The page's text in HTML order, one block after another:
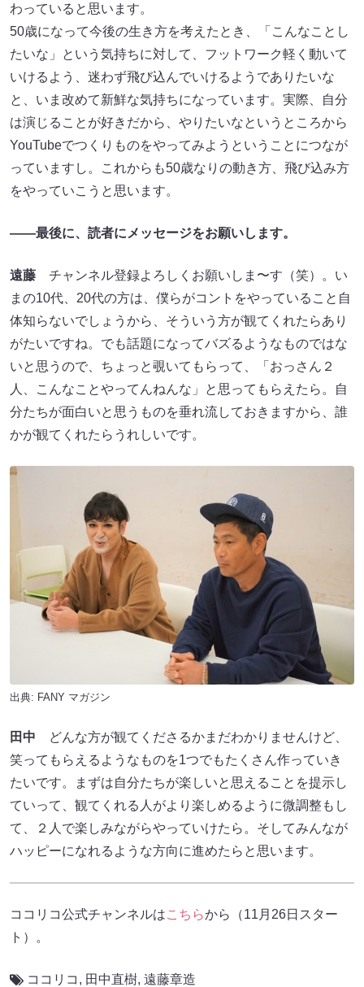
わっていると思います。
50歳になって今後の生き方を考えたとき、「こんなことし
たいな」という気持ちに対して、フットワーク軽く動いて
いけるよう、迷わず飛び込んでいけるようでありたいな
と、いま改めて新鮮な気持ちになっています。実際、自分
は演じることが好きだから、やりたいなというところから
YouTubeでつくりものをやってみようということにつなが
っていますし。これからも50歳なりの動き方、飛び込み方
をやっていこうと思います。
——最後に、読者にメッセージをお願いします。
遠藤 チャンネル登録よろしくお願いしま〜す（笑）。い
まの10代、20代の方は、僕らがコントをやっていること自
体知らないでしょうから、そういう方が観てくれたらあり
がたいですね。でも話題になってバズるようなものではな
いと思うので、ちょっと覗いてもらって、「おっさん２
人、こんなことやってんねんな」と思ってもらえたら。自
分たちが面白いと思うものを垂れ流しておきますから、誰
かが観てくれたらうれしいです。
出典: FANY マガジン
田中 どんな方が観てくださるかまだわかりませんけど、
笑ってもらえるようなものを1つでもたくさん作っていき
たいです。まずは自分たちが楽しいと思えることを提示し
ていって、観てくれる人がより楽しめるように微調整もし
て、２人で楽しみながらやっていけたら。そしてみんなが
ハッピーになれるような方向に進めたらと思います。
ココリコ公式チャンネルはこちらから（11月26日スター
ト）。
ココリコ , 田中直樹, 遠藤章造